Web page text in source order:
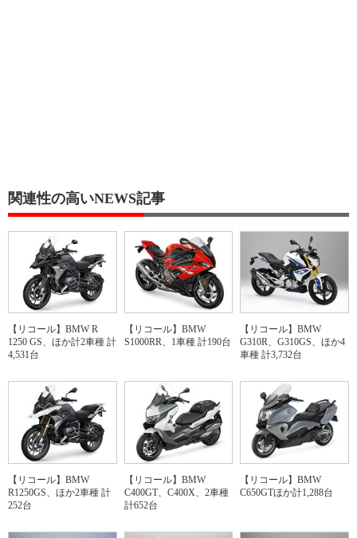
関連性の高いNEWS記事
【リコール】BMW R
1250 GS、ほか計2車種 計
4,531台
【リコール】BMW
S1000RR、1車種 計190台
【リコール】BMW
G310R、G310GS、ほか4
車種 計3,732台
【リコール】BMW
R1250GS、ほか2車種 計
252台
【リコール】BMW
C400GT、C400X、2車種
計652台
【リコール】BMW
C650GTほか計1,288台